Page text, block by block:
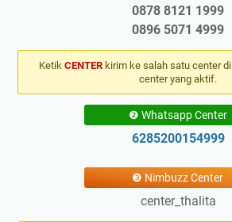
0878 8121 1999
0896 5071 4999
Ketik CENTER kirim ke salah satu center
center yang aktif.
❷ Whatsapp Center
6285200154999
❸ Nimbuzz Center
center_thalita